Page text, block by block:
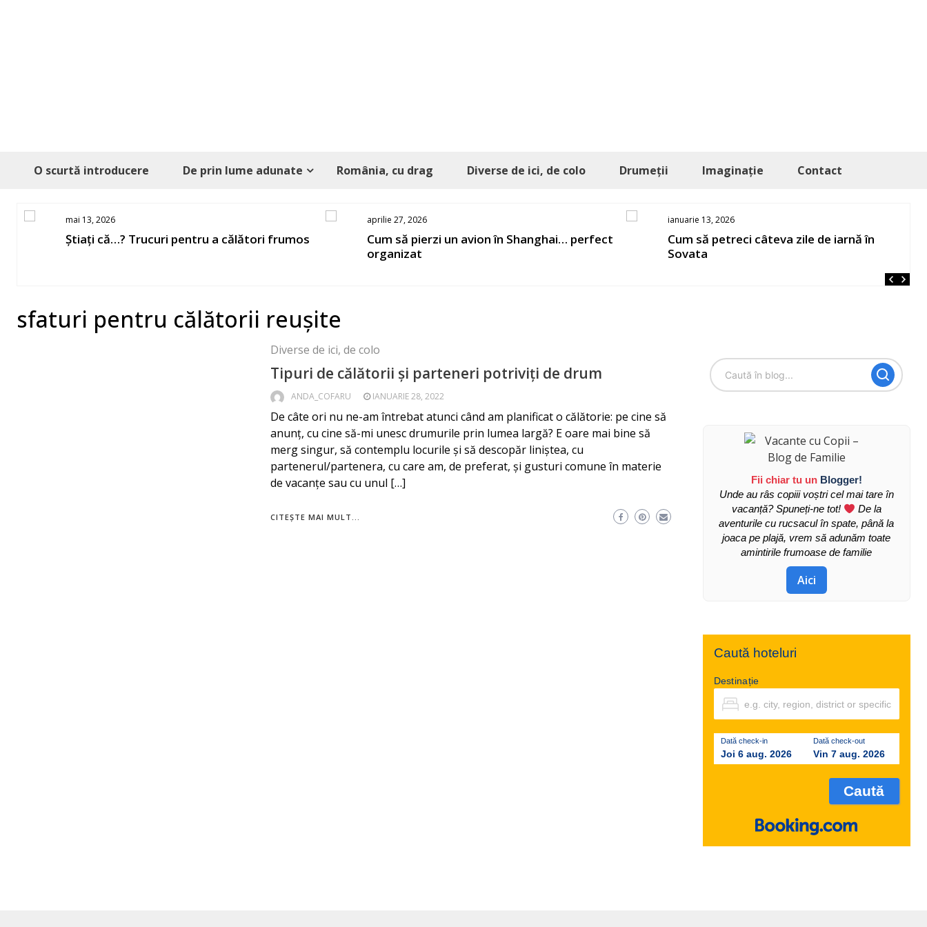
O scurtă introducere De prin lume adunate România, cu drag Diverse de ici, de colo Drumeții Imaginație Contact
mai 13, 2026
Știați că…? Trucuri pentru a călători frumos
aprilie 27, 2026
Cum să pierzi un avion în Shanghai… perfect
organizat
ianuarie 13, 2026
Cum să petreci câteva zile de iarnă în
Sovata
sfaturi pentru călătorii reușite
Diverse de ici, de colo
Tipuri de călătorii și parteneri potriviți de drum
ANDA_COFARU IANUARIE 28, 2022
De câte ori nu ne-am întrebat atunci când am planificat o călătorie: pe cine să
anunț, cu cine să-mi unesc drumurile prin lumea largă? E oare mai bine să
merg singur, să contemplu locurile și să descopăr liniștea, cu
partenerul/partenera, cu care am, de preferat, și gusturi comune în materie
de vacanțe sau cu unul […]
CITEȘTE MAI MULT...
Fii chiar tu un Blogger!
Unde au râs copiii voștri cel mai tare în
vacanță? Spuneți-ne tot!
De la
aventurile cu rucsacul în spate, până la
joaca pe plajă, vrem să adunăm toate
amintirile frumoase de familie
Aici
Caută hoteluri
Destinație
Dată check-in
Joi 6 aug. 2026
Dată check-out
Vin 7 aug. 2026